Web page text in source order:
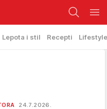
Lepota i stil Recepti Lifestyle
24.7.2026.